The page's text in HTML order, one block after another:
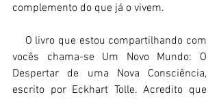
complemento do que já o vivem.
O livro que estou compartilhando com
vocês chama-se Um Novo Mundo: O
Despertar de uma Nova Consciência,
escrito por Eckhart Tolle. Acredito que